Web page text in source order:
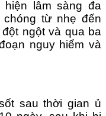
hiện lâm sàng đa
chóng từ nhẹ đến
ngột và qua ba
nguy hiểm và
sau thời gian ủ